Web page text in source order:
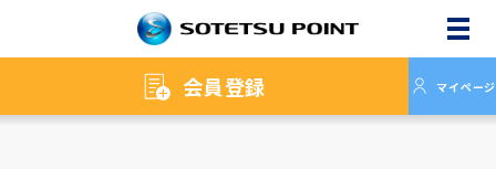
会員登録 マイページ
メニ